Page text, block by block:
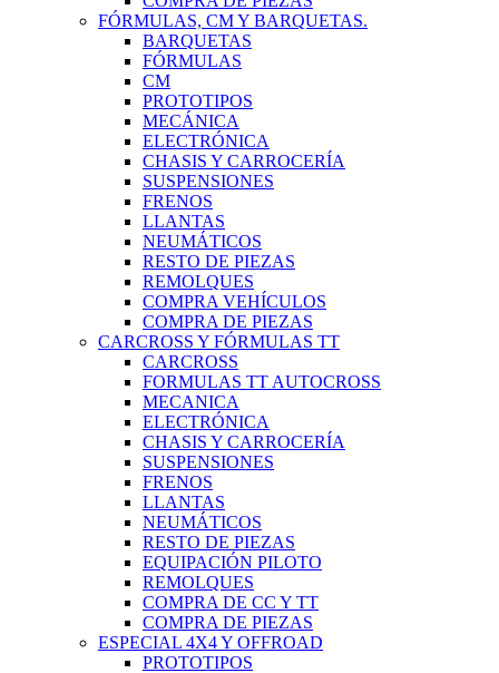
FÓRMULAS, CM Y BARQUETAS.
BARQUETAS
FÓRMULAS
CM
PROTOTIPOS
MECÁNICA
ELECTRÓNICA
CHASIS Y CARROCERÍA
SUSPENSIONES
FRENOS
LLANTAS
NEUMÁTICOS
RESTO DE PIEZAS
REMOLQUES
COMPRA VEHÍCULOS
COMPRA DE PIEZAS
CARCROSS Y FÓRMULAS TT
CARCROSS
FORMULAS TT AUTOCROSS
MECANICA
ELECTRÓNICA
CHASIS Y CARROCERÍA
SUSPENSIONES
FRENOS
LLANTAS
NEUMÁTICOS
RESTO DE PIEZAS
EQUIPACIÓN PILOTO
REMOLQUES
COMPRA DE CC Y TT
COMPRA DE PIEZAS
ESPECIAL 4X4 Y OFFROAD
PROTOTIPOS